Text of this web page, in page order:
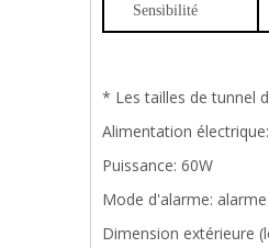
Sensibilité
* Les tailles de tunnel
Alimentation
Puissance: 60W
Mode d'alarme:
Dimension extérieure